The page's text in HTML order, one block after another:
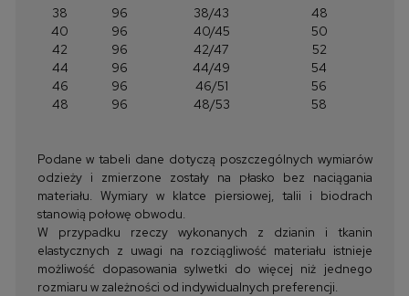
38 96 38/43
48
40
96 40/45
50
42
96 42/47
52
44
96 44/49
54
46
96 46/51
56
48
96 48/53 58
Podane w tabeli dane dotyczą poszczególnych wymiarów
odzieży i zmierzone zostały na płasko bez naciągania
materiału. Wymiary w klatce piersiowej, talii i biodrach
stanowią połowę obwodu.
W przypadku rzeczy wykonanych z dzianin i tkanin
elastycznych z uwagi na rozciągliwość materiału istnieje
możliwość dopasowania sylwetki do więcej niż jednego
rozmiaru w zależności od indywidualnych preferencji.